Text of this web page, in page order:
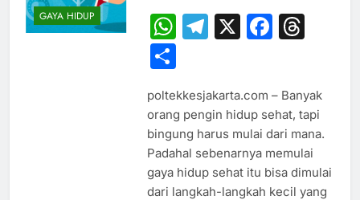
GAYA HIDUP WhatsApp
Telegram
X
Share
poltekkesjakarta.com – Banyak
orang pengin hidup sehat, tapi
bingung harus mulai dari mana.
Padahal sebenarnya memulai
gaya hidup sehat itu bisa dimulai
dari langkah-langkah kecil yang